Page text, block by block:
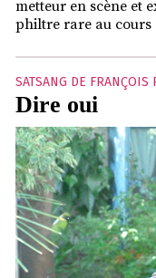
metteur en scène et
philtre rare au cours
SATSANG DE FRANÇOIS
Dire oui